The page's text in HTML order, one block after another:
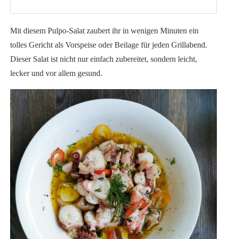
Mit diesem Pulpo-Salat zaubert ihr in wenigen Minuten ein
tolles Gericht als Vorspeise oder Beilage für jeden Grillabend.
Dieser Salat ist nicht nur einfach zubereitet, sondern leicht,
lecker und vor allem gesund.